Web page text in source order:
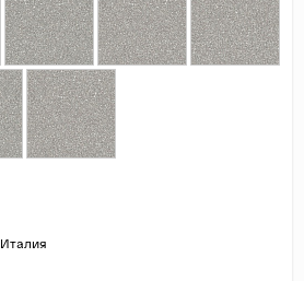
Матовая
Лаппатированная
Италия